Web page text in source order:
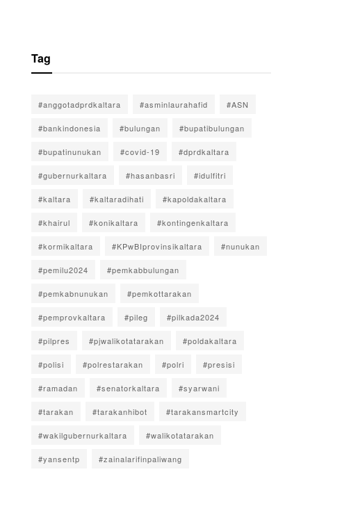
Tag
#anggotadprdkaltara #asminlaurahafid #ASN
#bankindonesia #bulungan #bupatibulungan
#bupatinunukan #covid-19 #dprdkaltara
#gubernurkaltara #hasanbasri #idulfitri
#kaltara #kaltaradihati #kapoldakaltara
#khairul #konikaltara #kontingenkaltara
#kormikaltara #KPwBIprovinsikaltara #nunukan
#pemilu2024 #pemkabbulungan
#pemkabnunukan #pemkottarakan
#pemprovkaltara #pileg #pilkada2024
#pilpres #pjwalikotatarakan #poldakaltara
#polisi #polrestarakan #polri #presisi
#ramadan #senatorkaltara #syarwani
#tarakan #tarakanhibot #tarakansmartcity
#wakilgubernurkaltara #walikotatarakan
#yansentp #zainalarifinpaliwang